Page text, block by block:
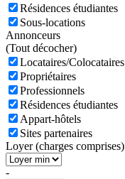
Résidences étudiantes
Sous-locations
Annonceurs
(Tout décocher)
Locataires/Colocataires
Propriétaires
Professionnels
Résidences étudiantes
Appart-hôtels
Sites partenaires
Loyer (charges comprises)
-